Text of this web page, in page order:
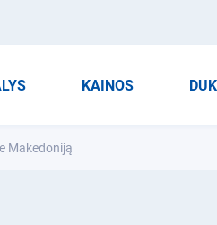
KAINOS DUK
Makedoniją